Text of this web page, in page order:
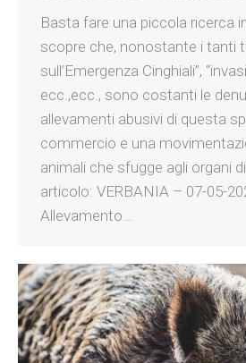
Basta fare una piccola ricerca
scopre che, nonostante i tanti
sull’Emergenza Cinghiali”,
ecc.,ecc., sono costanti le
allevamenti abusivi di questa
commercio e una
animali che sfugge agli organi
articolo: VERBANIA – 07-05-
Allevamento…